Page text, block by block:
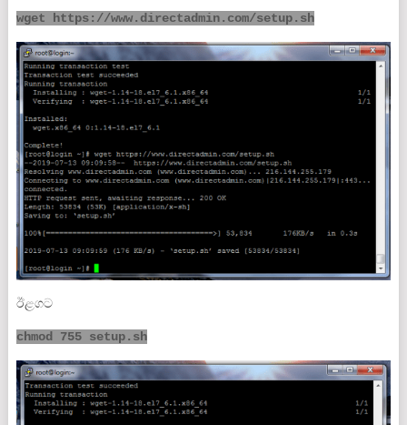
wget https://www.directadmin.com/setup.sh
ඊළගට
chmod 755 setup.sh